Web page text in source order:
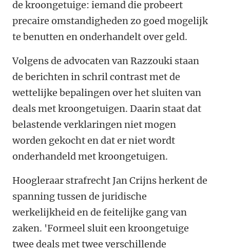
de kroongetuige: iemand die probeert
precaire omstandigheden zo goed mogelijk
te benutten en onderhandelt over geld.
Volgens de advocaten van Razzouki staan
de berichten in schril contrast met de
wettelijke bepalingen over het sluiten van
deals met kroongetuigen. Daarin staat dat
belastende verklaringen niet mogen
worden gekocht en dat er niet wordt
onderhandeld met kroongetuigen.
Hoogleraar strafrecht Jan Crijns herkent de
spanning tussen de juridische
werkelijkheid en de feitelijke gang van
zaken. 'Formeel sluit een kroongetuige
twee deals met twee verschillende